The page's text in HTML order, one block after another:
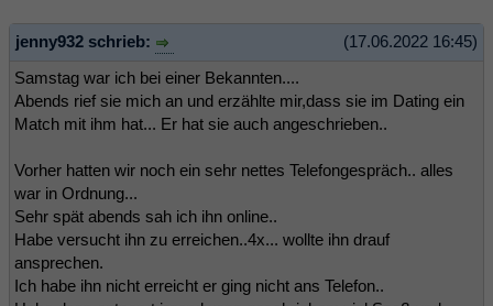
(17.06.2022 16:45)
jenny932 schrieb:
Samstag war ich bei einer Bekannten....
Abends rief sie mich an und erzählte mir,dass sie im Dating ein
Match mit ihm hat... Er hat sie auch angeschrieben..
Vorher hatten wir noch ein sehr nettes Telefongespräch.. alles
war in Ordnung...
Sehr spät abends sah ich ihn online..
Habe versucht ihn zu erreichen..4x... wollte ihn drauf
ansprechen.
Ich habe ihn nicht erreicht er ging nicht ans Telefon..